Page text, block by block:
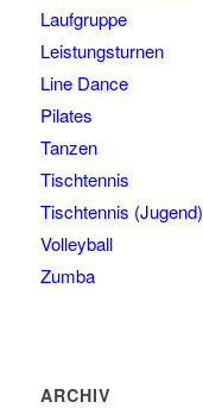
Laufgruppe
Leistungsturnen
Line Dance
Pilates
Tanzen
Tischtennis
Tischtennis (Jugend)
Volleyball
Zumba
ARCHIV